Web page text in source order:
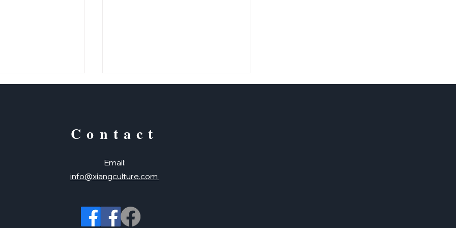
中國國粹：麻將
Contact
Email:
info@xiangculture.com